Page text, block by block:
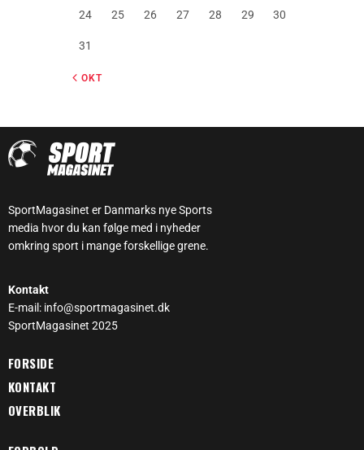
24 25 26 27 28 29 30
31
« OKT
SportMagasinet er Danmarks nye Sports
media hvor du kan følge med i nyheder
omkring sport i mange forskellige grene.
Kontakt
E-mail: info@sportmagasinet.dk
SportMagasinet 2025
FORSIDE
KONTAKT
OVERBLIK